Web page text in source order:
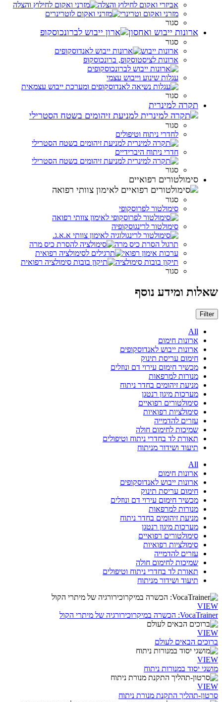
אביזרי ואקום לחילוץ והצלה
מזרני ואקום וטרינרי
סגור
ארונות ייבוש ואחסון
סגור
ארונות ייבוש
ארונות לציסטוסקופ, ברונכוסקופ
עגלות שינוע וייבוש עצמי
סגור
תקרה למינרית
סגור
לחדרי ניתוח וטיפולים
חדרי ניתוח היברידיים
סגור
סימולטורים רפואיים
סגור
סימולטור לפרוסקופי
סימולטור לרינגוסקופיה
תרגול הסרת כיס מרה
ערכות אימון רפואי
תיקון בובות סימולציה
סגור
שאלות ומידע נוסף
Filter
All
ארונות חימום
ארונות ייבוש לאנדוסקופים
חימום עריסת תינוק
מכשיר חימום עירוי דם ונוזלים
מנורות למרפאות
מניעת זיהומים בחדר ניתוח
מערכות מיגון רנטגן
סימולטורים רפואיים
סימולציות רפואיות
עזרים להדמייה
שמיכות לחימום חולה
תאורת לד בחדרי ניתוח וטיפולים
תיעוד ושידור מניתוח
All
ארונות חימום
ארונות ייבוש לאנדוסקופים
חימום עריסת תינוק
מכשיר חימום עירוי דם ונוזלים
מנורות למרפאות
מניעת זיהומים בחדר ניתוח
מערכות מיגון רנטגן
סימולטורים רפואיים
סימולציות רפואיות
עזרים להדמייה
שמיכות לחימום חולה
תאורת לד בחדרי ניתוח וטיפולים
תיעוד ושידור מניתוח
VIEW
VocaTrainer: הכשרה במיקרוכירורגיה של מיתרי הקול
VIEW
ברוכים הבאים לעולם
VIEW
מושגי יסוד במנורות ניתוח
VIEW
סרטון-תהליך התקנת מנורת ניתוח